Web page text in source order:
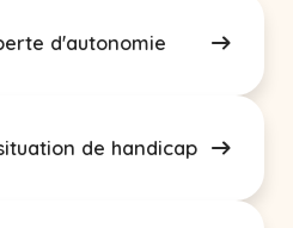
d'autonomie
de handicap